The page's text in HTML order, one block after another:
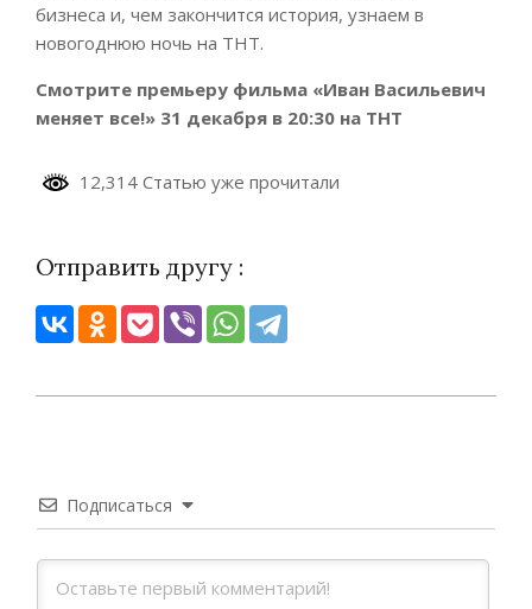
бизнеса и, чем закончится история, узнаем в
новогоднюю ночь на ТНТ.
Смотрите премьеру фильма «Иван Васильевич
меняет все!» 31 декабря в 20:30 на ТНТ
12,314 Статью уже прочитали
Отправить другу :
Подписаться